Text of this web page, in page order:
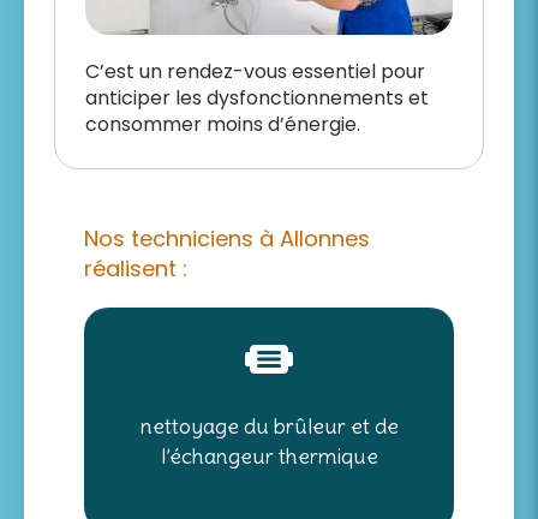
C’est un rendez-vous essentiel pour
anticiper les dysfonctionnements et
consommer moins d’énergie.
Nos techniciens à Allonnes
réalisent :
nettoyage du brûleur et de
l’échangeur thermique